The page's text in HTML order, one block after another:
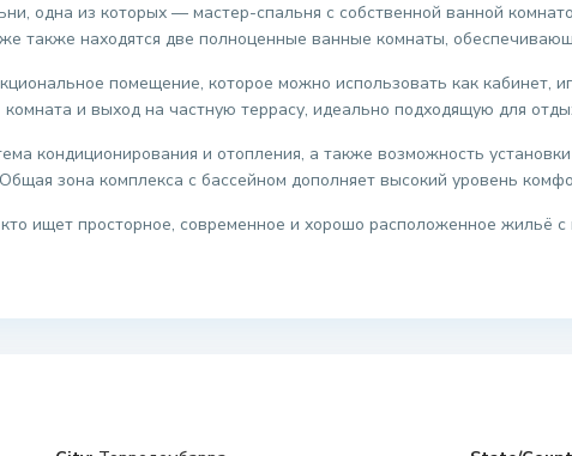
одна из которых — мастер-спальня с собственной ванной
также находятся две полноценные ванные комнаты,
помещение, которое можно использовать как кабинет,
и выход на частную террасу, идеально подходящую для
кондиционирования и отопления, а также возможность
зона комплекса с бассейном дополняет высокий уровень
ищет просторное, современное и хорошо расположенное жильё с